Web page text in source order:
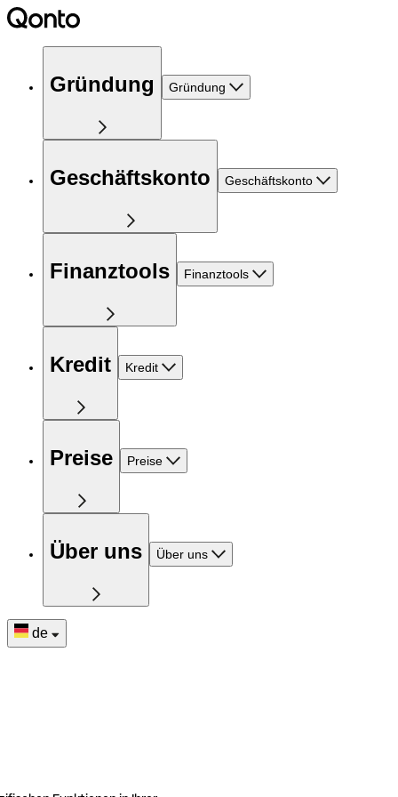
Gründung Gründung
Geschäftskonto Geschäftskonto
Finanztools Finanztools
Kredit Kredit
Preise Preise
Über uns Über uns
de